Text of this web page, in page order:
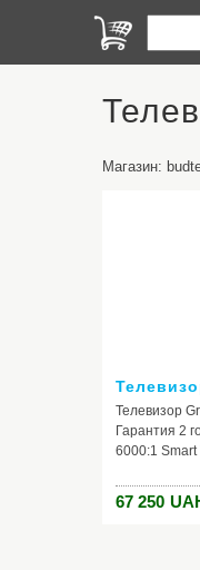
Магазин:
Телевизор
Гарантия 2
6000:1
| 1*PC audio
67 250